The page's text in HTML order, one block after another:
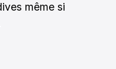
même si